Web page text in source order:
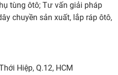
hai trụ thủy lực
2870mm
tùng ôtô; Tư vấn giải pháp
chuyền sản xuất, lắp ráp ôtô,
Hiệp, Q.12, HCM